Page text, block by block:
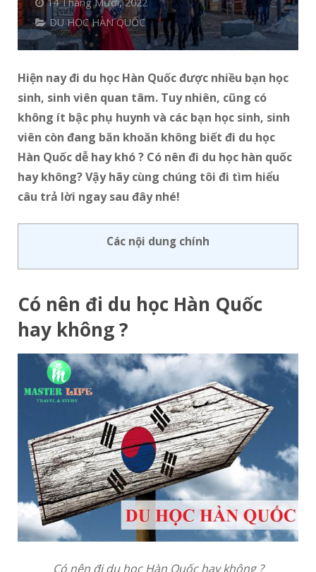
DU HỌC HÀN QUỐC
Hiện nay đi du học Hàn Quốc được nhiều bạn học
sinh, sinh viên quan tâm. Tuy nhiên, cũng có
không ít bậc phụ huynh và các bạn học sinh, sinh
viên còn đang băn khoăn không biết đi du học
Hàn Quốc dễ hay khó ? Có nên đi du học hàn quốc
hay không? Vậy hãy cùng chúng tôi đi tìm hiểu
câu trả lời ngay sau đây nhé!
Các nội dung chính
Có nên đi du học Hàn Quốc
hay không ?
Có nên đi du học Hàn Quốc hay không ?